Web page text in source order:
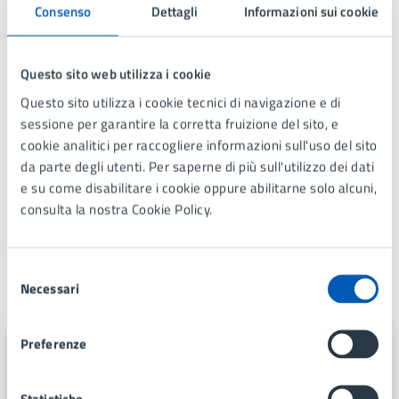
Consenso Dettagli Informazioni sui cookie
Questo sito web utilizza i cookie
Questo sito utilizza i cookie tecnici di navigazione e di
sessione per garantire la corretta fruizione del sito, e
cookie analitici per raccogliere informazioni sull'uso del sito
da parte degli utenti. Per saperne di più sull'utilizzo dei dati
e su come disabilitare i cookie oppure abilitarne solo alcuni,
consulta la nostra Cookie Policy.
delNecessari
Preferenze
Libertà, mentre in Piazza IV Novembre il pubblico potrà
VAI AL PROGRAMMA
Allegati
Lissone Fuori GP 2025
A cura di
Ufficio Relazioni con il Pubblico e